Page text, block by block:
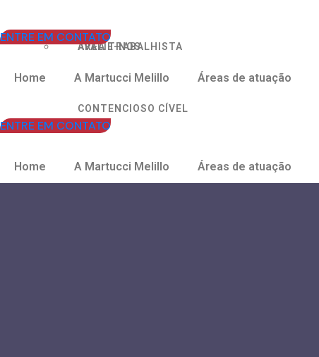
AVALIE-NOS
ÁREA TRABALHISTA
CONTENCIOSO CÍVEL
ENTRE EM CONTATO
Home A Martucci Melillo Áreas de atuação
ENTRE EM CONTATO
Home A Martucci Melillo Áreas de atuação